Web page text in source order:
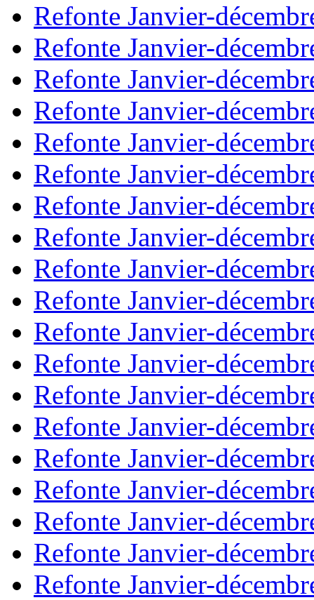
Refonte Janvier-
Refonte Janvier-
Refonte Janvier-
Refonte Janvier-
Refonte Janvier-
Refonte Janvier-
Refonte Janvier-
Refonte Janvier-
Refonte Janvier-
Refonte Janvier-
Refonte Janvier-
Refonte Janvier-
Refonte Janvier-
Refonte Janvier-
Refonte Janvier-
Refonte Janvier-
Refonte Janvier-
Refonte Janvier-
Refonte Janvier-